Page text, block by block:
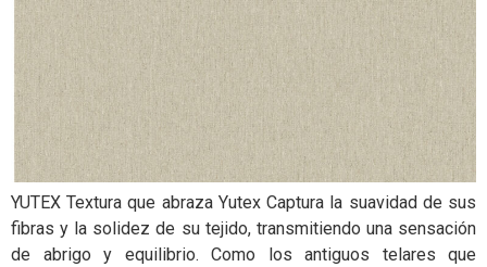
YUTEX Textura que abraza Yutex Captura la suavidad de sus
fibras y la solidez de su tejido, transmitiendo una sensación
de abrigo y equilibrio.​ Como los antiguos telares que